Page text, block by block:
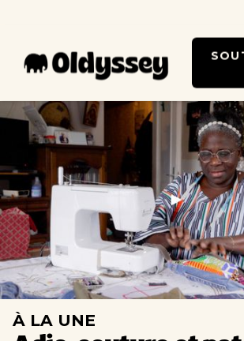
À LA UNE